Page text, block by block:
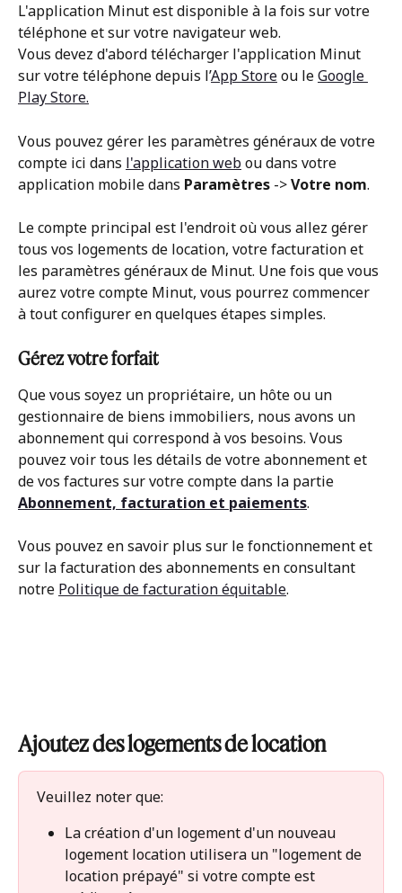
L'application Minut est disponible à la fois sur votre
téléphone et sur votre navigateur web.
Vous devez d'abord télécharger l'application Minut
sur votre téléphone depuis l’App Store ou le Google
Play Store.
Vous pouvez gérer les paramètres généraux de votre
compte ici dans l'application web ou dans votre
application mobile dans Paramètres -> Votre nom.
Le compte principal est l'endroit où vous allez gérer
tous vos logements de location, votre facturation et
les paramètres généraux de Minut. Une fois que vous
aurez votre compte Minut, vous pourrez commencer
à tout configurer en quelques étapes simples.
Gérez votre forfait
Que vous soyez un propriétaire, un hôte ou un
gestionnaire de biens immobiliers, nous avons un
abonnement qui correspond à vos besoins. Vous
pouvez voir tous les détails de votre abonnement et
de vos factures sur votre compte dans la partie
Abonnement, facturation et paiements.
Vous pouvez en savoir plus sur le fonctionnement et
sur la facturation des abonnements en consultant
notre Politique de facturation équitable.
Ajoutez des logements de location
Veuillez noter que:
La création d'un logement d'un nouveau
logement location utilisera un "logement de
location prépayé" si votre compte est